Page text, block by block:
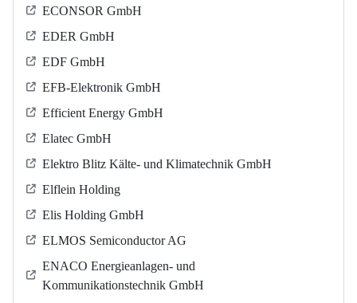
ECONSOR GmbH
EDER GmbH
EDF GmbH
EFB-Elektronik GmbH
Efficient Energy GmbH
Elatec GmbH
Elektro Blitz Kälte- und Klimatechnik GmbH
Elflein Holding
Elis Holding GmbH
ELMOS Semiconductor AG
ENACO Energieanlagen- und
Kommunikationstechnik GmbH